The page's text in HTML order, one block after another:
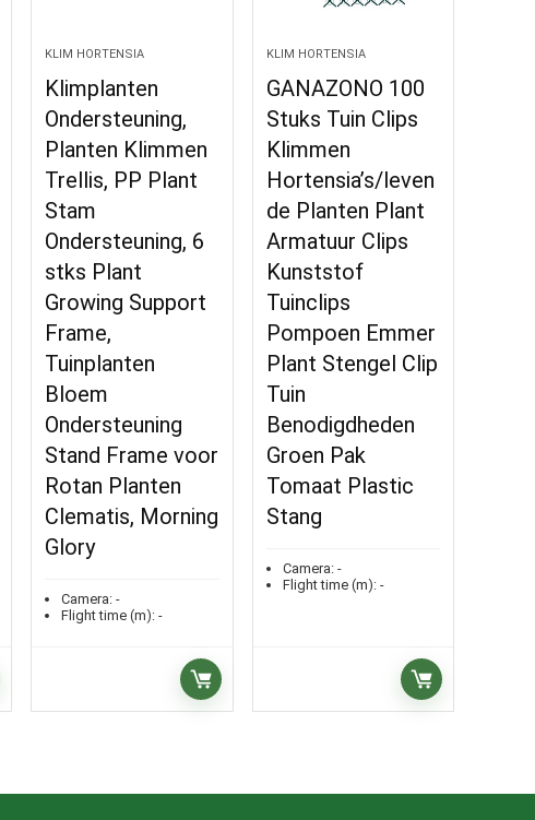
KLIM HORTENSIA
Klimplanten
Ondersteuning,
Planten Klimmen
Trellis, PP Plant
Stam
Ondersteuning, 6
stks Plant
Growing Support
Frame,
Tuinplanten
Bloem
Ondersteuning
Stand Frame voor
Rotan Planten
Clematis, Morning
Glory
Camera: -
Flight time (m): -
KLIM HORTENSIA
GANAZONO 100
Stuks Tuin Clips
Klimmen
Hortensia’s/leven
de Planten Plant
Armatuur Clips
Kunststof
Tuinclips
Pompoen Emmer
Plant Stengel Clip
Tuin
Benodigdheden
Groen Pak
Tomaat Plastic
Stang
Camera:-
Flight time (m):-